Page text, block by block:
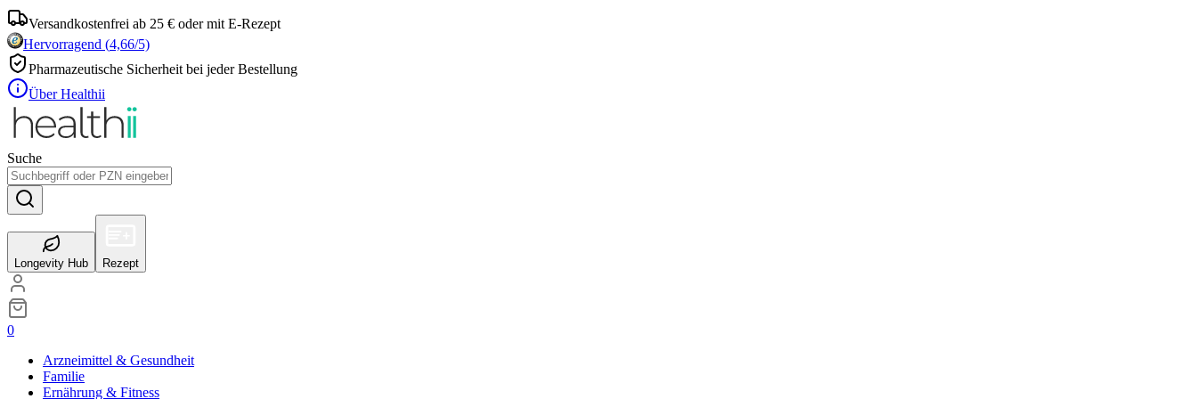
Versandkostenfrei ab 25 € oder mit E-Rezept
Hervorragend (4,66/5)
Pharmazeutische Sicherheit bei jeder Bestellung
Über Healthii
Suche
Longevity Hub Rezept
0
Arzneimittel & Gesundheit
Familie
Ernährung & Fitness